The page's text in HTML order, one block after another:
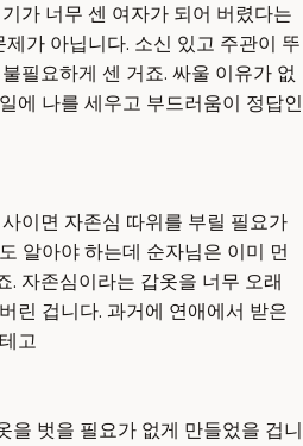
가 너무 센 여자가 되어 버렸다는
가 아닙니다. 소신 있고 주관이 뚜
필요하게 센 거죠. 싸울 이유가 없
에 나를 세우고 부드러움이 정답인
이면 자존심 따위를 부릴 필요가
알아야 하는데 순자님은 이미 먼
. 자존심이라는 갑옷을 너무 오래
린 겁니다. 과거에 연애에서 받은
고
을 벗을 필요가 없게 만들었을 겁니